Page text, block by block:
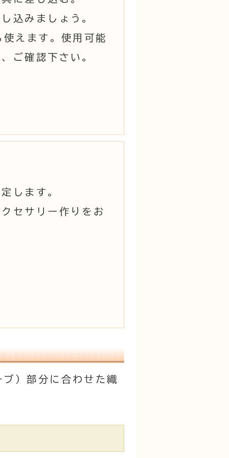
込みましょう。
えます。使用可能
ご確認下さい。
します。
セサリー作りをお
）部分に合わせた織